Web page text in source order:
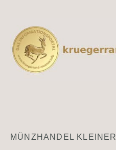
MÜNZHANDEL KLEINER